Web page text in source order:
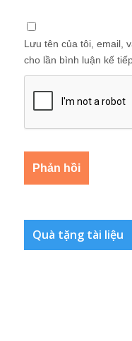
Lưu tên của tôi, email,
cho lần bình luận kế
Quà tặng tài liệu